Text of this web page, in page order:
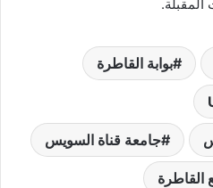
المقبلة.
بوابة القاطرة
جامعة قناة السويس
القاطرة